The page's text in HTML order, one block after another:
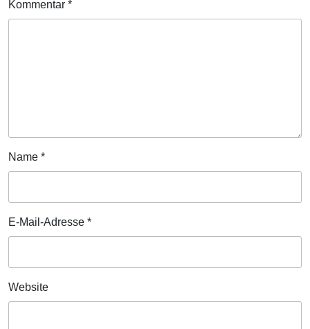
Kommentar *
Name *
E-Mail-Adresse *
Website